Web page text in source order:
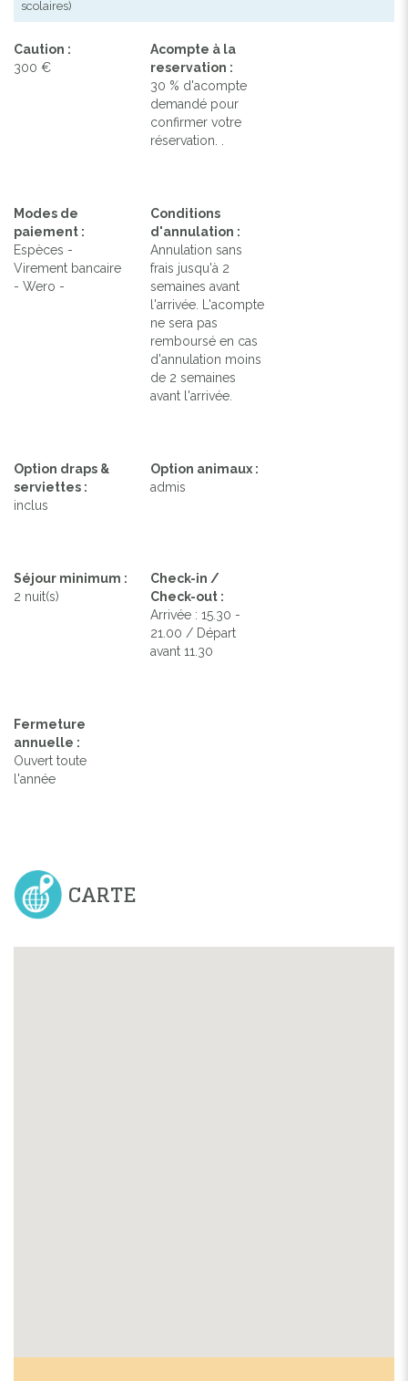
scolaires)
Caution :
300 €
Acompte à la
reservation :
30 % d'acompte
demandé pour
confirmer votre
réservation. .
Modes de
paiement :
Espèces -
Virement bancaire
- Wero -
Conditions
d'annulation :
Annulation sans
frais jusqu'à 2
semaines avant
l'arrivée. L'acompte
ne sera pas
remboursé en cas
d'annulation moins
de 2 semaines
avant l'arrivée.
Option draps &
serviettes :
inclus
Option animaux :
admis
Séjour minimum :
2 nuit(s)
Check-in /
Check-out :
Arrivée : 15.30 -
21.00 / Départ
avant 11.30
Fermeture
annuelle :
Ouvert toute
l'année
CARTE